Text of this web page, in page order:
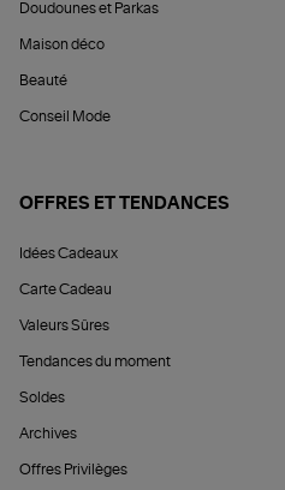
Doudounes et Parkas
Maison déco
Beauté
Conseil Mode
OFFRES ET TENDANCES
Idées Cadeaux
Carte Cadeau
Valeurs Sûres
Tendances du moment
Soldes
Archives
Offres Privilèges